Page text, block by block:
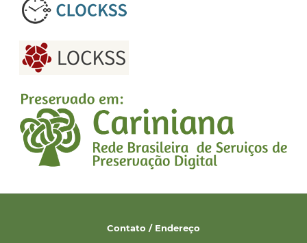
Contato / Endereço